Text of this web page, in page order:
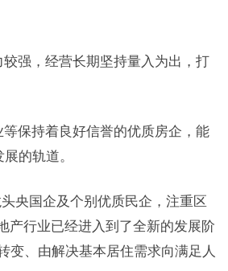
强，经营长期坚持量入为出，打
保持着良好信誉的优质房企，能
的轨道。
央国企及个别优质民企，注重区
产行业已经进入到了全新的发展阶
变、由解决基本居住需求向满足人